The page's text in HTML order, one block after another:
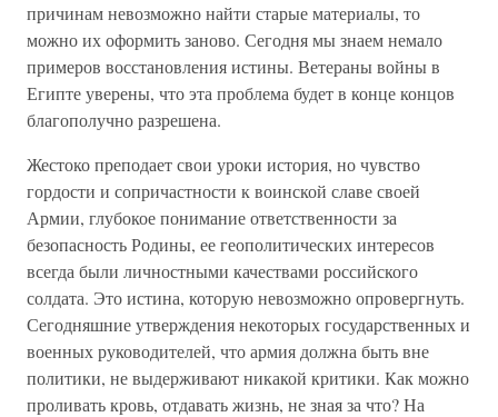
причинам невозможно найти старые материалы, то
можно их оформить заново. Сегодня мы знаем немало
примеров восстановления истины. Ветераны войны в
Египте уверены, что эта проблема будет в конце концов
благополучно разрешена.
Жестоко преподает свои уроки история, но чувство
гордости и сопричастности к воинской славе своей
Армии, глубокое понимание ответственности за
безопасность Родины, ее геополитических интересов
всегда были личностными качествами российского
солдата. Это истина, которую невозможно опровергнуть.
Сегодняшние утверждения некоторых государственных и
военных руководителей, что армия должна быть вне
политики, не выдерживают никакой критики. Как можно
проливать кровь, отдавать жизнь, не зная за что? На